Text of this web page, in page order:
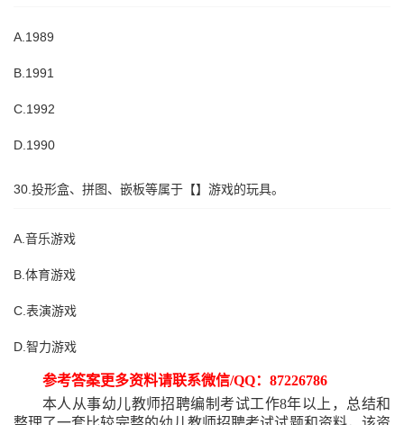
A.1989
B.1991
C.1992
D.1990
30.投形盒、拼图、嵌板等属于【】游戏的玩具。
A.音乐游戏
B.体育游戏
C.表演游戏
D.智力游戏
参考答案更多资料请联系微信/QQ：87226786
本人从事幼儿教师招聘编制考试工作8年以上，总结和